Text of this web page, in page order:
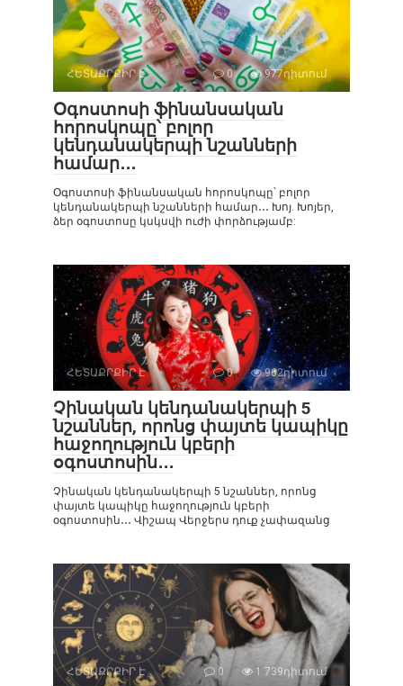
ՀԵՏԱՔՐՔԻՐ Է 0 977դիտում
Օգոստոսի ֆինանսական
հորոսկոպը՝ բոլոր
կենդանակերպի նշանների
համար․․․
Օգոստոսի ֆինանսական հորոսկոպը՝ բոլոր
կենդանակերպի նշանների համար․․․ Խոյ. Խոյեր,
ձեր օգոստոսը կսկսվի ուժի փորձությամբ:
ՀԵՏԱՔՐՔԻՐ Է 0 962դիտում
Չինական կենդանակերպի 5
նշաններ, որոնց փայտե կապիկը
հաջողություն կբերի
օգոստոսին․․․
Չինական կենդանակերպի 5 նշաններ, որոնց
փայտե կապիկը հաջողություն կբերի
օգոստոսին․․․ Վիշապ Վերջերս դուք չափազանց
ՀԵՏԱՔՐՔԻՐ Է 0 1 739դիտում